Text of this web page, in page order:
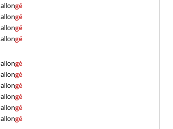
allongé
allongé
allongé
allongé
allongé
allongé
allongé
allongé
allongé
allongé